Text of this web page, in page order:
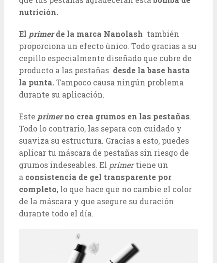
nutrición.
El primerde la marca Nanolash también
proporciona un efecto único. Todo gracias a su
cepillo especialmente diseñado que cubre de
producto a las pestañas desde la base hasta
la punta.Tampoco causa ningún problema
durante su aplicación.
Este primerno crea grumos en las pestañas.
Todo lo contrario, las separa con cuidado y
suaviza su estructura. Gracias a esto, puedes
aplicar tu máscara de pestañas sin riesgo de
grumos indeseables. El primertiene un
a consistencia de gel transparente por
completo, lo que hace que no cambie el color
de la máscara y que asegure su duración
durante todo el día.